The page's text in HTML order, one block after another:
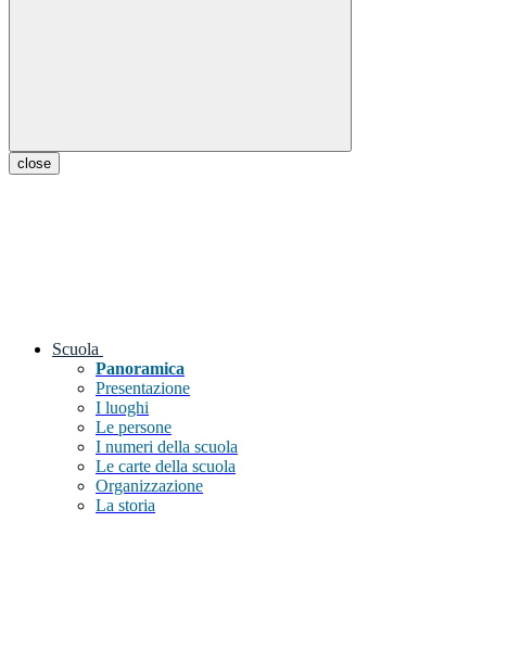
close
Scuola
Panoramica
Presentazione
I luoghi
Le persone
I numeri della scuola
Le carte della scuola
Organizzazione
La storia